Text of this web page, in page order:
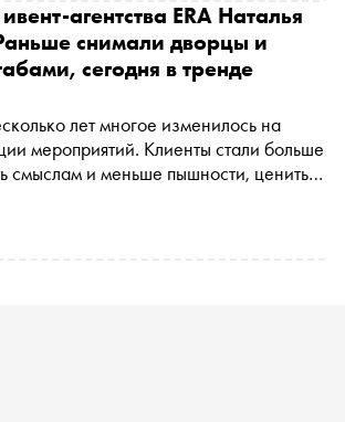
агентства ERA Наталья
снимали дворцы и
сегодня в тренде
лет многое изменилось на
мероприятий. Клиенты стали больше
смыслам и меньше пышности, ценить
с виртуальной реальностью и